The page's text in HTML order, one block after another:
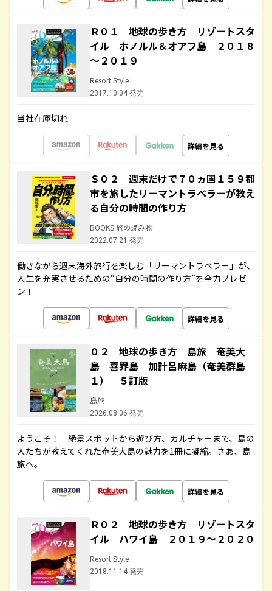
Ｒ０１ 地球の歩き方 リゾートスタ
イル ホノルル＆オアフ島 ２０１８
～２０１９
Resort Style
2017.10.04 発売
当社在庫切れ
詳細を見る
Ｓ０２ 週末だけで７０ヵ国１５９都
市を旅したリーマントラベラーが教え
る自分の時間の作り方
BOOKS 旅の読み物
2022.07.21 発売
働きながら週末海外旅行を楽しむ「リーマントラベラー」が、
人生を充実させるための“自分の時間の作り方”を全力プレゼ
ン！
詳細を見る
０２ 地球の歩き方 島旅 奄美大
島 喜界島 加計呂麻島（奄美群島
１） ５訂版
島旅
2026.08.06 発売
ようこそ！ 絶景スポットから遊び方、カルチャーまで、島の
人たちが教えてくれた奄美大島の魅力を1冊に凝縮。さあ、島
旅へ。
詳細を見る
Ｒ０２ 地球の歩き方 リゾートスタ
イル ハワイ島 ２０１９～２０２０
Resort Style
2018.11.14 発売